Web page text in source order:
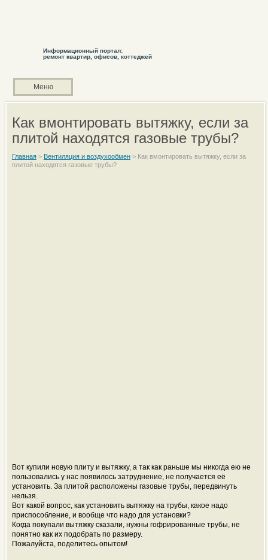
Информационный портал:
ремонт квартир, офисов, коттеджей
Меню
Как вмонтировать вытяжку, если за
плитой находятся газовые трубы?
Главная> Вентиляция и воздухообмен> Как вмонтировать вытяжку, если за
плитой находятся газовые трубы?
Вот купили новую плиту и вытяжку, а так как раньше мы никогда ею не
пользовались у нас появилось затруднение, не получается её
установить. За плитой расположены газовые трубы, передвинуть
нельзя.
Вот какой вопрос, как установить вытяжку на трубы, какое надо
приспособление, и вообще что надо для установки?
Когда покупали вытяжку сказали, нужны гофрированные трубы, не
понятно как их подобрать по размеру.
Пожалуйста, поделитесь опытом!